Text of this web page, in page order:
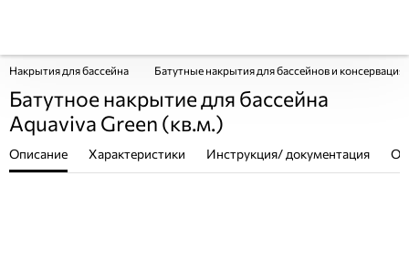
Накрытия для бассейна Батутные накрытия для бассейнов и консервация
Батутное накрытие для бассейна
Aquaviva Green (кв.м.)
Описание Характеристики Инструкция/ документация